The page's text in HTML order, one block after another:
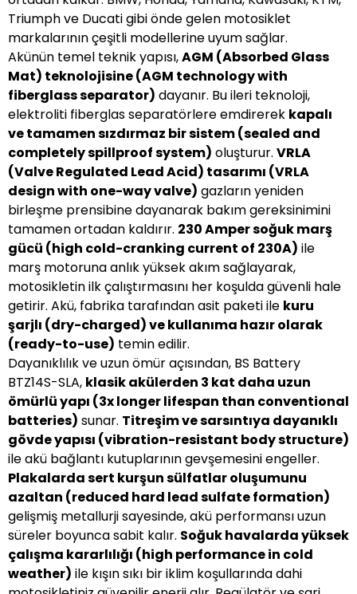
Triumph ve Ducati gibi önde gelen motosiklet
markalarının çeşitli modellerine uyum sağlar.
Akünün temel teknik yapısı,AGM (Absorbed Glass
Mat) teknolojisine (AGM technology with
fiberglass separator) dayanır. Bu ileri teknoloji,
elektroliti fiberglas separatörlere emdirerek kapalı
ve tamamen sızdırmaz bir sistem (sealed and
completely spillproof system) oluşturur. VRLA
(Valve Regulated Lead Acid) tasarımı (VRLA
design with one-way valve) gazların yeniden
birleşme prensibine dayanarak bakım gereksinimini
tamamen ortadan kaldırır. 230 Amper soğuk marş
gücü (high cold-cranking current of 230A) ile
marş motoruna anlık yüksek akım sağlayarak,
motosikletin ilk çalıştırmasını her koşulda güvenli hale
getirir. Akü, fabrika tarafından asit paketi ile kuru
şarjlı (dry-charged) ve kullanıma hazır olarak
(ready-to-use) temin edilir.
Dayanıklılık ve uzun ömür açısından, BS Battery
BTZ14S-SLA, klasik akülerden 3 kat daha uzun
ömürlü yapı (3x longer lifespan than conventional
batteries) sunar. Titreşim ve sarsıntıya dayanıklı
gövde yapısı (vibration-resistant body structure)
ile akü bağlantı kutuplarının gevşemesini engeller.
Plakalarda sert kurşun sülfatlar oluşumunu
azaltan (reduced hard lead sulfate formation)
gelişmiş metallurji sayesinde, akü performansı uzun
süreler boyunca sabit kalır. Soğuk havalarda yüksek
çalışma kararlılığı (high performance in cold
weather) ile kışın sıkı bir iklim koşullarında dahi